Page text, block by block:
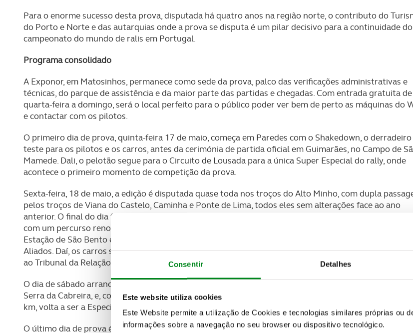
Consentir Detalhes
Este website utiliza cookies
Este Website permite a utilização de Cookies e tecnologias similares próprias ou
informações sobre a navegação no seu browser ou dispositivo tecnológico.
Para o enorme sucesso desta prova, disputada há quatro anos na região norte, o contributo do
do Porto e Norte e das autarquias onde a prova se disputa é um pilar decisivo para a continuidade do
campeonato do mundo de ralis em Portugal.
Programa consolidado
A Exponor, em Matosinhos, permanece como sede da prova, palco das verificações administrativas e
técnicas, do parque de assistência e da maior parte das partidas e chegadas. Com entrada gratuita de
quarta-feira a domingo, será o local perfeito para o público poder ver bem de perto as máquinas do
e contactar com os pilotos.
O primeiro dia de prova, quinta-feira 17 de maio, começa em Paredes com o Shakedown, o derradeiro
teste para os pilotos e os carros, antes da cerimónia de partida oficial em Guimarães, no Campo de
Mamede. Dali, o pelotão segue para o Circuito de Lousada para a única Super Especial do rally, onde
acontece o primeiro momento de competição da prova.
Sexta-feira, 18 de maio, a edição é disputada quase toda nos troços do Alto Minho, com dupla
pelos troços de Viana do Castelo, Caminha e Ponte de Lima, todos eles sem alterações face ao ano
anterior. O final do dia faz o rally regressar ao centro da cidade do Porto. O Porto Street Stage surge
com um percurso renovado, dois anos após a estreia: arranca na Sé do Porto, subindo depois junto à
Estação de São Bento e à Brasileira para voltar a levar as emoções do Mundial de Ralis à Avenida dos
Aliados. Daí, os carros sobem até à Torre dos Clérigos para terminarem os 1,95 km de especial em
ao Tribunal da Relação.
O dia de sábado arranca com a classificativa de Vieira do Minho, seguindo para Cabeceiras de Basto, na
Serra da Cabreira, e, como é já tradição, a incontornável classificativa de Amarante, que com os seus
km, volta a ser a Especial mais longa e uma das mais exigentes do rally.
O último dia de prova é uma homenagem do Rally de Portugal e do Automóvel Club de Portugal ao